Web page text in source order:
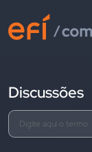
Discussões